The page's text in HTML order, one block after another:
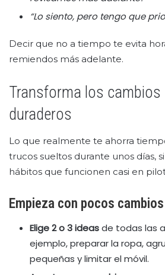
“Lo siento, pero tengo que
Decir que no a tiempo te evita
remiendos más adelante.
Transforma los cambios
duraderos
Lo que realmente te ahorra
trucos sueltos durante unos días,
hábitos que funcionen casi en
Empieza con pocos
Elige 2 o 3 ideasde todas las
ejemplo, preparar la ropa,
pequeñas y limitar el móvil.